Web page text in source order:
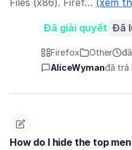
Files (x86). Firef… (xem
Đã giải quyết Đã
Firefox Other
AliceWymanđã trả
How do I hide the top